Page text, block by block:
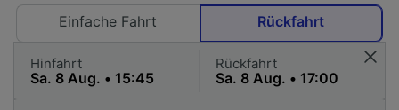
Einfache Fahrt
Rückfahrt
Hinfahrt Rückfahrt